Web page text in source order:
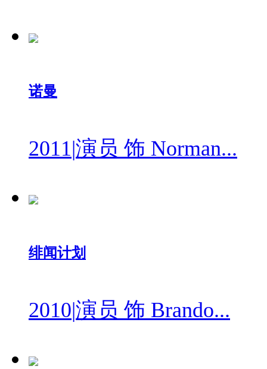
诺曼
2011|演员 饰 Norman...
绯闻计划
2010|演员 饰 Brando...